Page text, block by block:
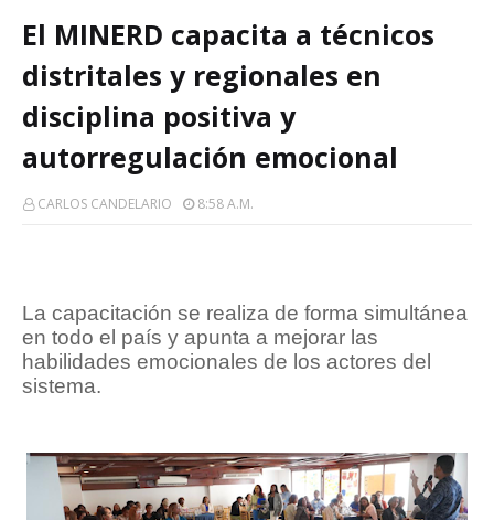
El MINERD capacita a técnicos
distritales y regionales en
disciplina positiva y
autorregulación emocional
CARLOS CANDELARIO 8:58 A.m.
La capacitación se realiza de forma simultánea
en todo el país y apunta a mejorar las
habilidades emocionales de los actores del
sistema.